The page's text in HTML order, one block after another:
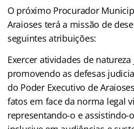
O próximo Procurador
Araioses terá a missão de
seguintes atribuições:
Exercer atividades de
promovendo as defesas
do Poder Executivo de
fatos em face da norma legal
representando-o e assistindo-